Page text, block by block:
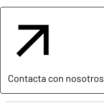
Contacta con nosotros